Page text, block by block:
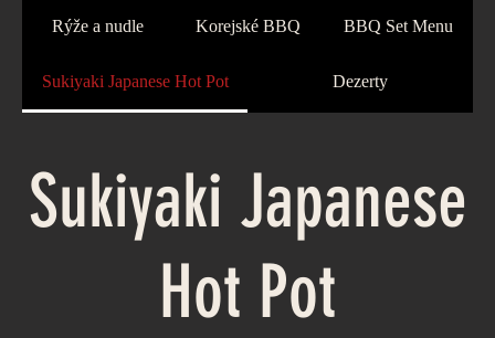
Rýže a nudle Korejské BBQ BBQ Set Menu
Sukiyaki Japanese Hot Pot Dezerty
Sukiyaki Japanese
Hot Pot